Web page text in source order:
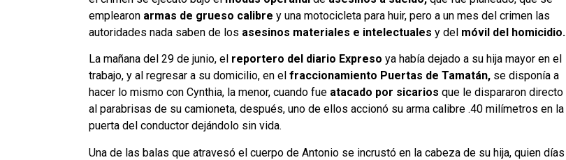
emplearon armas de grueso calibre y una motocicleta para huir, pero a un mes del crimen las
autoridades nada saben de los asesinos materiales e intelectuales y del móvil del homicidio.
La mañana del 29 de junio, el reportero del diario Expreso ya había dejado a su hija mayor en el
trabajo, y al regresar a su domicilio, en el fraccionamiento Puertas de Tamatán, se disponía a
hacer lo mismo con Cynthia, la menor, cuando fue atacado por sicarios que le dispararon directo
al parabrisas de su camioneta, después, uno de ellos accionó su arma calibre .40 milímetros en la
puerta del conductor dejándolo sin vida.
Una de las balas que atravesó el cuerpo de Antonio se incrustó en la cabeza de su hija, quien días